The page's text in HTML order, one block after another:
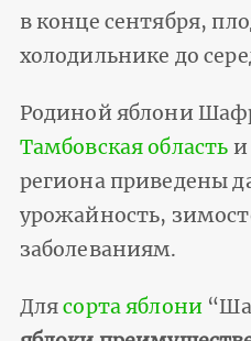
в конце сентября,
холодильнике до
Родиной яблони
Тамбовская область и
региона приведены
урожайность,
заболеваниям.
Длясорта яблони